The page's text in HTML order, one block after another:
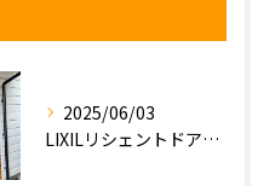
2025/06/03
LIXILリシェントドアの入れ替え